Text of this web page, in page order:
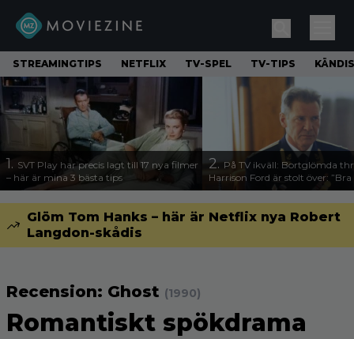
STREAMINGTIPS NETFLIX TV-SPEL TV-TIPS
1. SVT Play har precis lagt till 17 nya filmer
– här är mina 3 bästa tips
2. På TV ikväll: Bortglömda
Harrison Ford är stolt över:
Glöm Tom Hanks – här är Netflix nya Robert
Langdon-skådis
Recension: Ghost (1990)
Romantiskt spökdrama